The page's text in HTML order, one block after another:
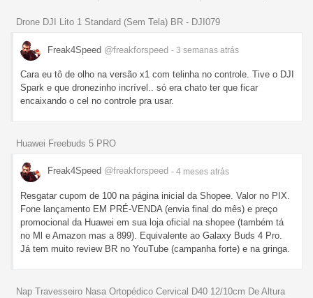
Drone DJI Lito 1 Standard (Sem Tela) BR - DJI079
Freak4Speed @freakforspeed - 3 semanas atrás
Cara eu tô de olho na versão x1 com telinha no controle. Tive o DJI
Spark e que dronezinho incrível.. só era chato ter que ficar
encaixando o cel no controle pra usar.
Huawei Freebuds 5 PRO
Freak4Speed @freakforspeed - 4 meses atrás
Resgatar cupom de 100 na página inicial da Shopee. Valor no PIX.
Fone lançamento EM PRÉ-VENDA (envia final do mês) e preço
promocional da Huawei em sua loja oficial na shopee (também tá
no Ml e Amazon mas a 899). Equivalente ao Galaxy Buds 4 Pro.
Já tem muito review BR no YouTube (campanha forte) e na gringa.
Nap Travesseiro Nasa Ortopédico Cervical D40 12/10cm De Altura